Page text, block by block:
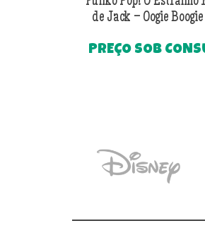
de Jack – Oogie
PREÇO SOB